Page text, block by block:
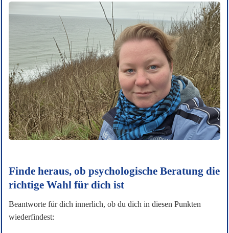
Finde heraus, ob psychologische Beratung die
richtige Wahl für dich ist
Beantworte für dich innerlich, ob du dich in diesen Punkten
wiederfindest: